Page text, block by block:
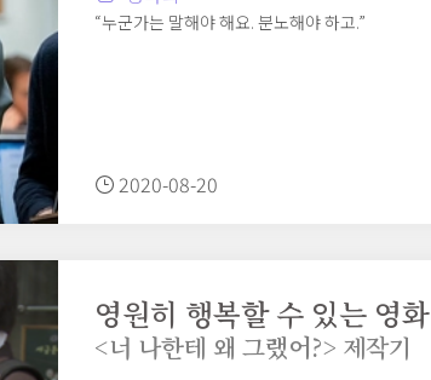
“누군가는 말해야 해요. 분노해야 하고.”
2020-08-20
영원히 행복할 수 있는 영화
<너 나한테 왜 그랬어?> 제작기